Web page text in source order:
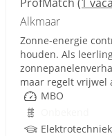
Alkmaar
Zonne-energie
houden. Als
maar regelt vrijwel
MBO